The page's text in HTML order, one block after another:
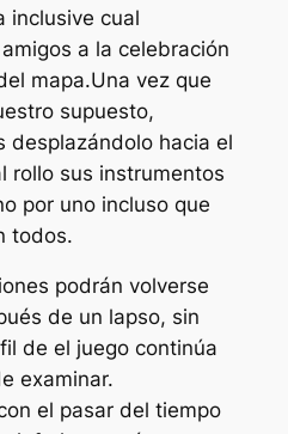
inclusive cual
a la celebración
mapa.Una vez que
supuesto,
desplazándolo hacia el
rollo sus instrumentos
por uno incluso que
todos.
podrán volverse
de un lapso, sin
de el juego continúa
examinar.
el pasar del tiempo